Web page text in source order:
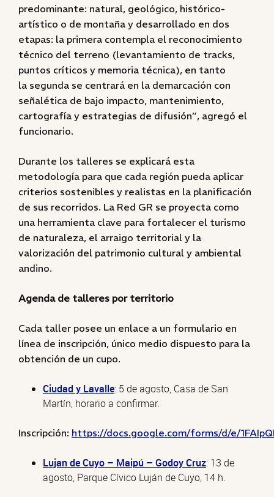
predominante: natural, geológico, histórico-
artístico o de montaña y desarrollado en dos
etapas: la primera contempla el reconocimiento
técnico del terreno (levantamiento de tracks,
puntos críticos y memoria técnica), en tanto
la segunda se centrará en la demarcación con
señalética de bajo impacto, mantenimiento,
cartografía y estrategias de difusión”, agregó el
funcionario.
Durante los talleres se explicará esta
metodología para que cada región pueda aplicar
criterios sostenibles y realistas en la planificación
de sus recorridos. La Red GR se proyecta como
una herramienta clave para fortalecer el turismo
de naturaleza, el arraigo territorial y la
valorización del patrimonio cultural y ambiental
andino.
Agenda de talleres por territorio
Cada taller posee un enlace a un formulario en
línea de inscripción, único medio dispuesto para la
obtención de un cupo.
Ciudad y Lavalle: 5 de agosto, Casa de San
Martín, horario a confirmar.
Inscripción: https://docs.google.com/forms/d/e/
Lujan de Cuyo – Maipú – Godoy Cruz: 13 de
agosto, Parque Cívico Luján de Cuyo, 14 h.